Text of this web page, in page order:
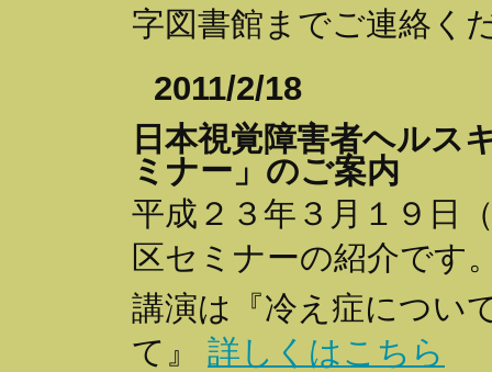
字図書館までご連絡く
2011/2/18
日本視覚障害者ヘルス
ミナー」のご案内
平成２３年３月１９日
区セミナーの紹介です
講演は『冷え症につい
て』 詳しくはこちら